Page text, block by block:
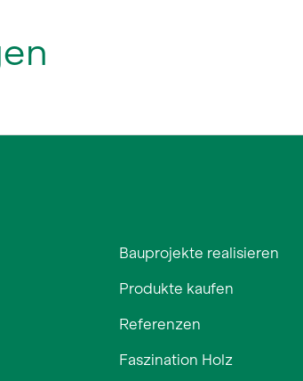
Bauprojekte realisieren
Produkte kaufen
Referenzen
Faszination Holz